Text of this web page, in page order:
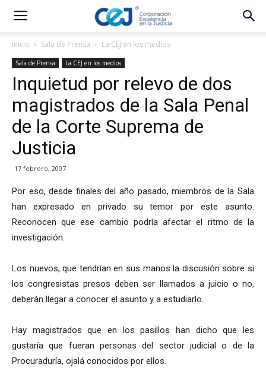
Inicio Sala de Prensa La CEJ en los medios
Sala de Prensa La CEJ en los medios
Inquietud por relevo de dos
magistrados de la Sala Penal
de la Corte Suprema de
Justicia
17 febrero, 2007
Por eso, desde finales del año pasado, miembros de la Sala
han expresado en privado su temor por este asunto.
Reconocen que ese cambio podría afectar el ritmo de la
investigación.
Los nuevos, que tendrían en sus manos la discusión sobre si
los congresistas presos deben ser llamados a juicio o no,
deberán llegar a conocer el asunto y a estudiarlo.
Hay magistrados que en los pasillos han dicho que les
gustaría que fueran personas del sector judicial o de la
Procuraduría, ojalá conocidos por ellos.